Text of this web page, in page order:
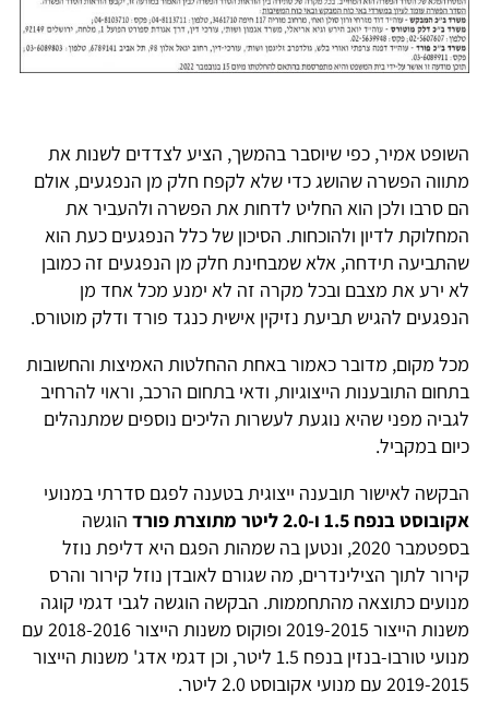
השופט אמיר, כפי שיוסבר בהמשך, הציע לצדדים לשנות את
מתווה הפשרה שהושג כדי שלא לקפח חלק מן הנפגעים, אולם
הם סרבו ולכן הוא החליט לדחות את הפשרה ולהעביר את
המחלוקת לדיון ולהוכחות. הסיכון של כלל הנפגעים כעת הוא
שהתביעה תידחה, אלא שמבחינת חלק מן הנפגעים זה כמובן
לא ירע את מצבם ובכל מקרה זה לא ימנע מכל אחד מן
הנפגעים להגיש תביעת נזיקין אישית כנגד פורד ודלק מוטורס.
מכל מקום, מדובר כאמור באחת ההחלטות האמיצות והחשובות
בתחום התובענות הייצוגיות, ודאי בתחום הרכב, וראוי להרחיב
לגביה מפני שהיא נוגעת לעשרות הליכים נוספים שמתנהלים
כיום במקביל.
הבקשה לאישור תובענה ייצוגית בטענה לפגם סדרתי במנועי
אקובוסט בנפח 1.5 ו-2.0 ליטר מתוצרת פורד
הוגשה
בספטמבר 2020, ונטען בה שמהות הפגם היא דליפת נוזל
קירור לתוך הצילינדרים, מה שגורם לאובדן נוזל קירור והרס
מנועים כתוצאה מהתחממות. הבקשה הוגשה לגבי דגמי קוגה
משנות הייצור 2019-2015 ופוקוס משנות הייצור 2018-2016 עם
מנועי טורבו-בנזין בנפח 1.5 ליטר, וכן דגמי אדג' משנות הייצור
2019-2015 עם מנועי אקובוסט 2.0 ליטר.